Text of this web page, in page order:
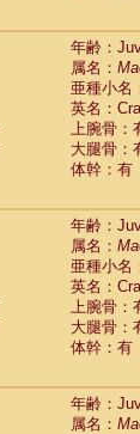
年齢：
属名：
亜種小名
英名：
上腕骨：
大腿骨：
体幹：有
年齢：
属名：
亜種小名
英名：
上腕骨：
大腿骨：
体幹：有
年齢：
属名：